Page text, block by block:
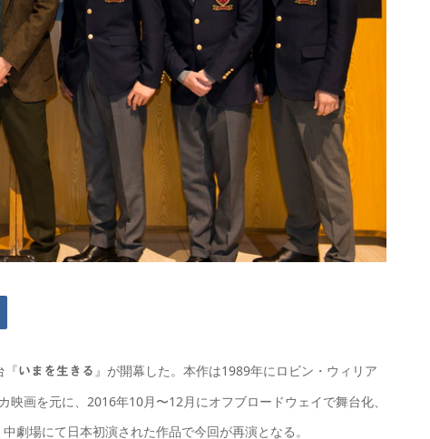
『いまを生きる 』が開幕した。本作は1989年にロビン・ウィリア
画を元に、2016年10月〜12月にオフブロードウェイで舞台化、
劇場にて日本初演された作品で今回が再演となる。